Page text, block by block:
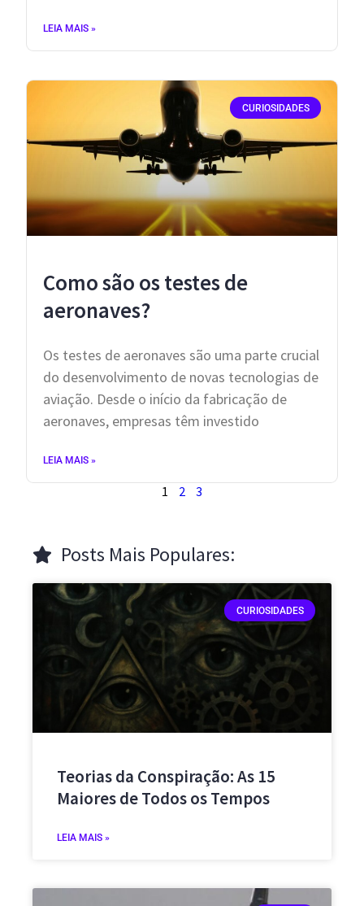
LEIA MAIS »
CURIOSIDADES
Como são os testes de
aeronaves?
Os testes de aeronaves são uma parte crucial
do desenvolvimento de novas tecnologias de
aviação. Desde o início da fabricação de
aeronaves, empresas têm investido
LEIA MAIS »
1 2 3
Posts Mais Populares:
CURIOSIDADES
Teorias da Conspiração: As 15
Maiores de Todos os Tempos
LEIA MAIS »